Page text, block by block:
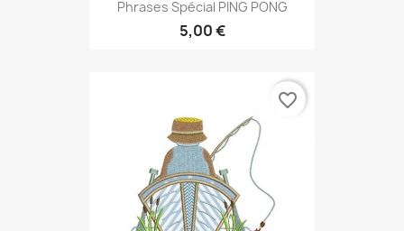
Phrases Spécial PING PONG
5,00 €
favorite_border